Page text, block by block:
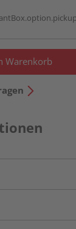
Warenkorb